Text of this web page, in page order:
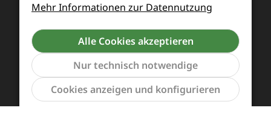
Zahlung und Versand
Widerrufsrecht und Rücksendung
Kontakt
Händleranfragen
Cookie-Voreinstellungen
Alle Preise inkl. gesetzl. Mehrwertsteuer zzgl.
Mehr Informationen zur Datennutzung
Alle Cookies akzeptieren
Nur technisch notwendige
Cookies anzeigen und konfigurieren